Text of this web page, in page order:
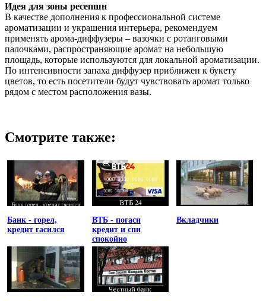
Идея для зоны ресепшн
В качестве дополнения к профессиональной системе
ароматизации и украшения интерьера, рекомендуем
применять арома-диффузеры – вазочки с ротанговыми
палочками, распространяющие аромат на небольшую
площадь, которые используются для локальной ароматизации.
По интенсивности запаха диффузер приближен к букету
цветов, то есть посетители будут чувствовать аромат только
рядом с местом расположения вазы.
Смотрите также:
Банк - горел,
кредит гасился
ВТБ - погаси
кредит и спи
спокойно
Вкладчики